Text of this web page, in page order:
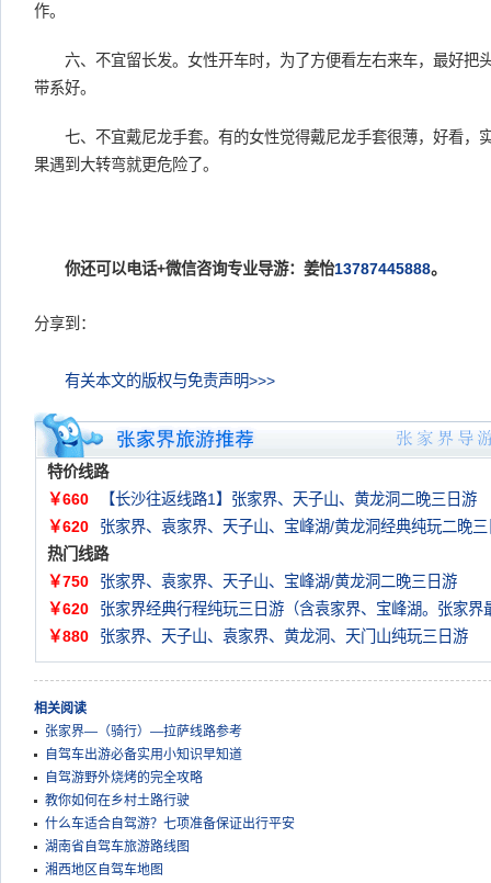
作。
六、不宜留长发。女性开车时，为了方便看左右来车，最好把
带系好。
七、不宜戴尼龙手套。有的女性觉得戴尼龙手套很薄，好看，
果遇到大转弯就更危险了。
你还可以电话+微信咨询专业导游：姜怡13787445888。
分享到：
有关本文的版权与免责声明>>>
特价线路
￥660
【长沙往返线路1】张家界、天子山、黄龙洞二晚三日游
￥620
张家界、袁家界、天子山、宝峰湖/黄龙洞经典纯玩二晚三
热门线路
￥750
张家界、袁家界、天子山、宝峰湖/黄龙洞二晚三日游
￥620
张家界经典行程纯玩三日游（含袁家界、宝峰湖。张家界
￥880
张家界、天子山、袁家界、黄龙洞、天门山纯玩三日游
相关阅读
张家界—（骑行）—拉萨线路参考
自驾车出游必备实用小知识早知道
自驾游野外烧烤的完全攻略
教你如何在乡村土路行驶
什么车适合自驾游？七项准备保证出行平安
湖南省自驾车旅游路线图
湘西地区自驾车地图